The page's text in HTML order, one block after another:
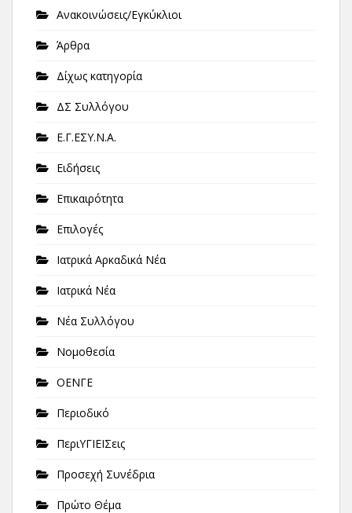
Ανακοινώσεις/Εγκύκλιοι
Άρθρα
Δίχως κατηγορία
ΔΣ Συλλόγου
Ε.Γ.ΕΣΥ.Ν.Α.
Ειδήσεις
Επικαιρότητα
Επιλογές
Ιατρικά Αρκαδικά Νέα
Ιατρικά Νέα
Νέα Συλλόγου
Νομοθεσία
ΟΕΝΓΕ
Περιοδικό
ΠεριΥΓΙΕΙΣεις
Προσεχή Συνέδρια
Πρώτο Θέμα